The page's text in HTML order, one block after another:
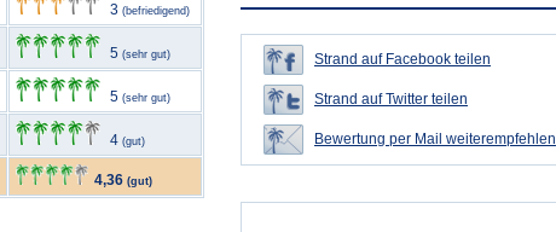
3 (befriedigend)
5 (sehr gut)
5 (sehr gut)
4 (gut)
4,36 (gut)
Strand auf Facebook teilen
Strand auf Twitter teilen
Bewertung per Mail weiterempfehlen